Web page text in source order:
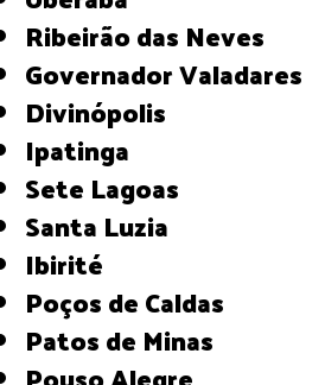
Ribeirão das Neves
Governador Valadares
Divinópolis
Ipatinga
Sete Lagoas
Santa Luzia
Ibirité
Poços de Caldas
Patos de Minas